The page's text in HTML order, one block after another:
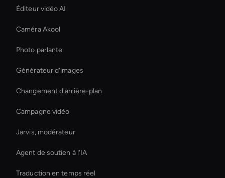
Éditeur vidéo AI
Caméra Akool
Photo parlante
Générateur d'images
Changement d'arrière-plan
Campagne vidéo
Jarvis, modérateur
Agent de soutien à l'IA
Traduction en temps réel